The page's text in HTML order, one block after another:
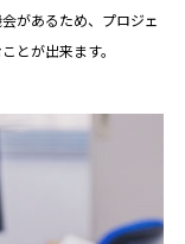
があるため、プロジェ
とが出来ます。